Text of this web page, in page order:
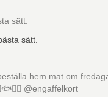
sätt.
hem mat om
@engaffelkort